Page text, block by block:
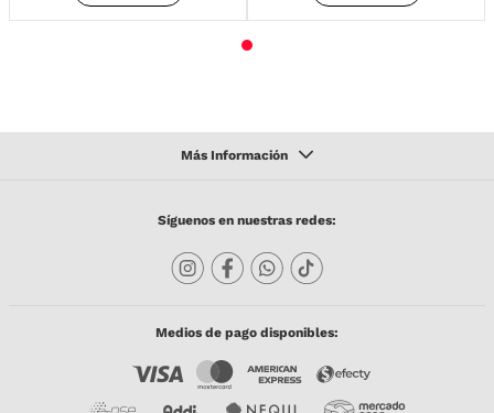
Síguenos en nuestras redes:
Medios de pago disponibles: